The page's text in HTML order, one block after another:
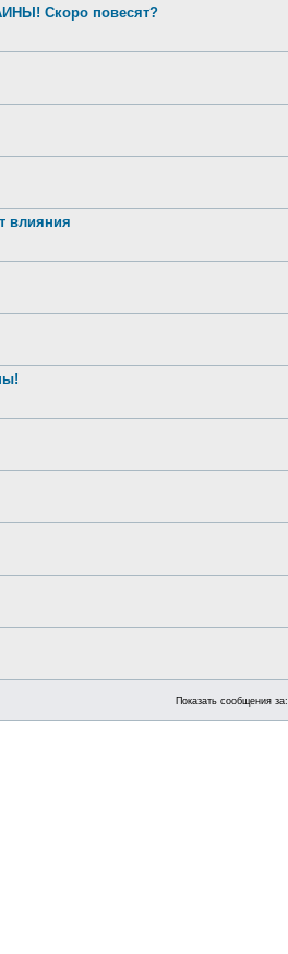
Скоро повесят?
влияния
Показать сообщения за: